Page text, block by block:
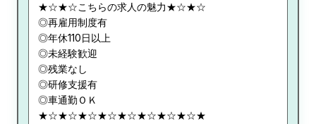
★☆★☆こちらの求人の魅力★☆★☆
◎再雇用制度有
◎年休110日以上
◎未経験歓迎
◎残業なし
◎研修支援有
◎車通勤ＯＫ
★☆★☆★☆★☆★☆★☆★☆★☆★